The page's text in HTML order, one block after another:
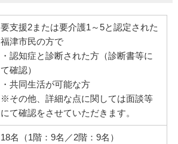
要支援2または要介護1～5と認定された
福津市民の方で
・認知症と診断された方（診断書等に
て確認）
・共同生活が可能な方
※その他、詳細な点に関しては面談等
にて確認をさせていただきます。
18名（1階：9名／2階：9名）